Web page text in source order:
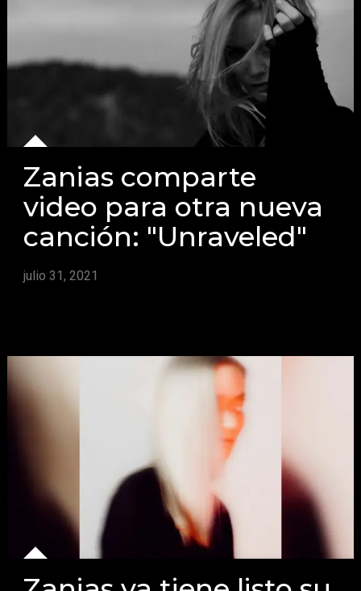
Zanias comparte
video para otra nueva
canción: "Unraveled"
julio 31, 2021